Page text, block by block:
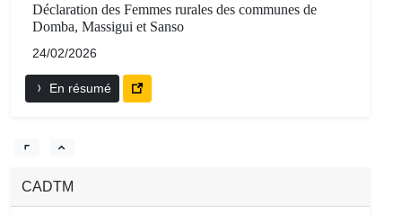
Déclaration des Femmes rurales des communes de
Domba, Massigui et Sanso
24/02/2026
En résumé
CADTM